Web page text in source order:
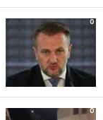
0
0